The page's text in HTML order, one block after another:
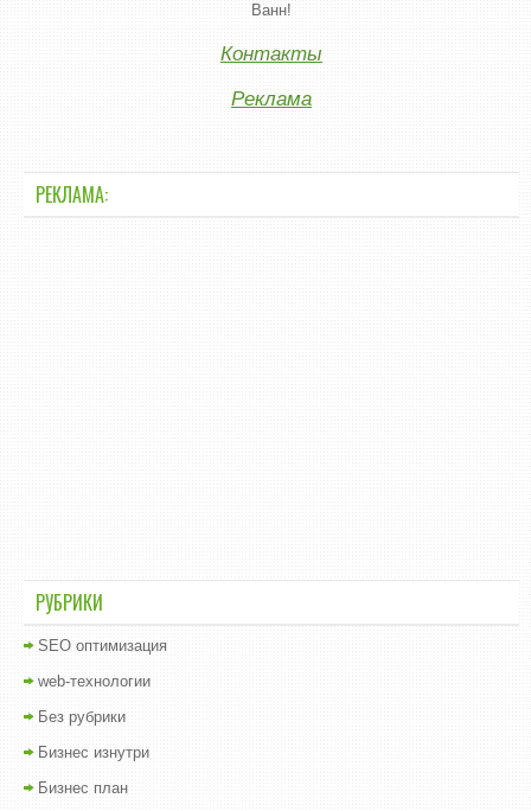
Ванн!
Контакты
Реклама
РЕКЛАМА:
РУБРИКИ
SEO оптимизация
web-технологии
Без рубрики
Бизнес изнутри
Бизнес план